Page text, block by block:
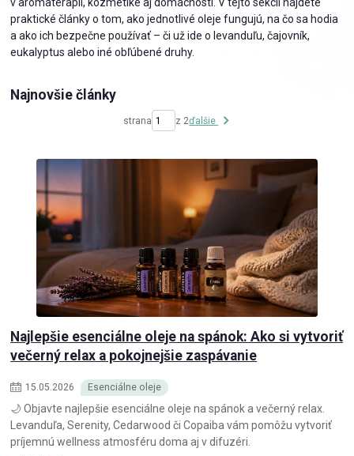
mobilita seniorov
esenciálne oleje na spánok
večerný relax
aromaterapia
difuzér levanduľa relax
wellness doma
spánok
relaxačné oleje
praktické články o tom, ako jednotlivé oleje fungujú, na čo sa hodia
a ako ich bezpečne používať – či už ide o levanduľu, čajovník,
eukalyptus alebo iné obľúbené druhy.
Najnovšie články
strana z 2ďalšie
Najlepšie esenciálne oleje na spánok: Ako si vytvoriť
večerný relax a pokojnejšie zaspávanie
15.05.2026 Esenciálne oleje
🌙 Objavte najlepšie esenciálne oleje na spánok a večerný relax.
Levanduľa, Serenity, Cedarwood či Copaiba vám pomôžu vytvoriť
príjemnú wellness atmosféru doma aj v difuzéri.